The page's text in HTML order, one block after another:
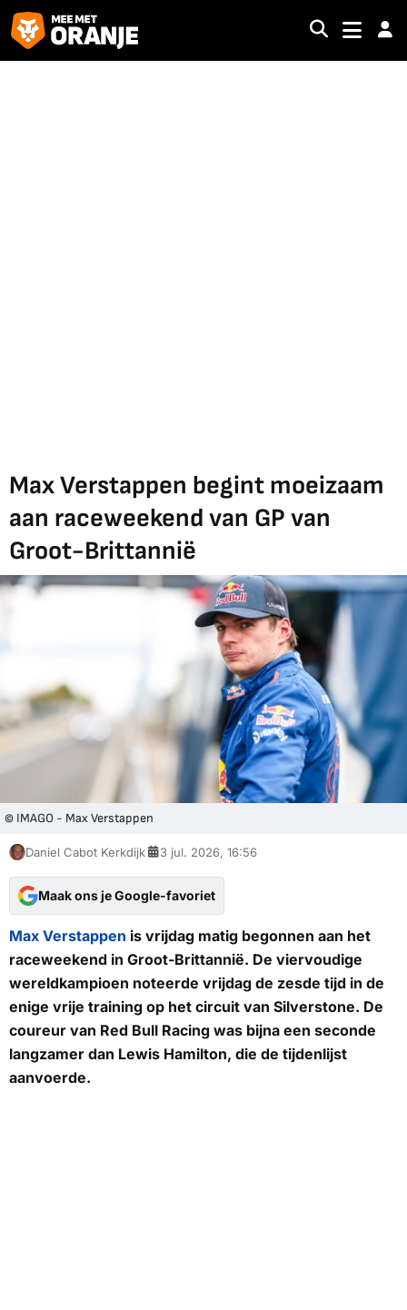
Max Verstappen begint moeizaam
aan raceweekend van GP van
Groot-Brittannië
© IMAGO - Max Verstappen
Daniel Cabot Kerkdijk 3 jul. 2026, 16:56
Maak ons je Google-favoriet
Max Verstappen is vrijdag matig begonnen aan het
raceweekend in Groot-Brittannië. De viervoudige
wereldkampioen noteerde vrijdag de zesde tijd in de
enige vrije training op het circuit van Silverstone. De
coureur van Red Bull Racing was bijna een seconde
langzamer dan Lewis Hamilton, die de tijdenlijst
aanvoerde.